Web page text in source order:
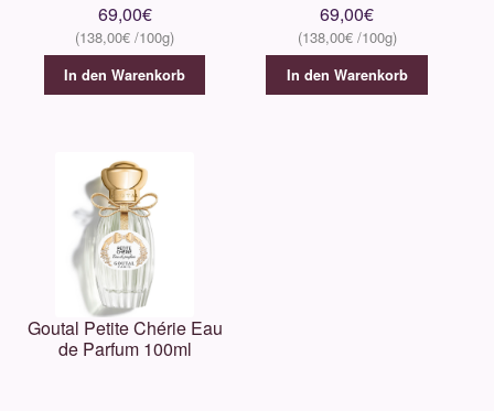
69,00€
138,00€
In den Warenkorb
69,00€
138,00€
In den Warenkorb
Goutal Petite Chérie Eau
de Parfum 100ml